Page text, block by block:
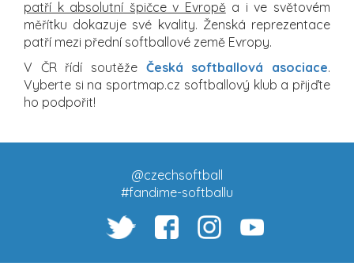
patří k absolutní špičce v Evropěa i ve světovém
měřítku dokazuje své kvality. Ženská reprezentace
patří mezi přední softballové země Evropy.
V ČR řídí soutěže Česká softballová asociace.
Vyberte si na sportmap.cz softballový klub a přijďte
ho podpořit!
@czechsoftball
#fandime-softballu